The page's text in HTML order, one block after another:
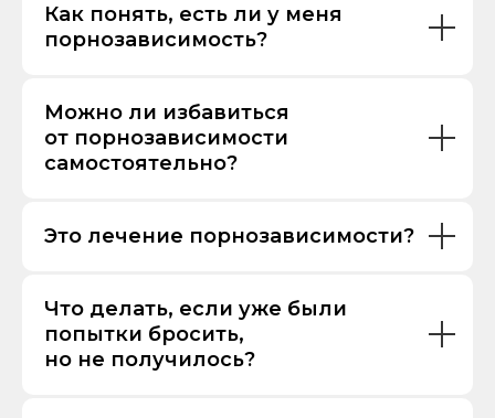
Как понять, есть ли у меня
порнозависимость?
Можно ли избавиться
от порнозависимости
самостоятельно?
Это лечение порнозависимости?
Что делать, если уже были
попытки бросить,
но не получилось?
Копирование любых материалов с сайта,
© 2026 Клинический психолог и сексолог Сергей Витищенко
ИНН 245 508 506 750